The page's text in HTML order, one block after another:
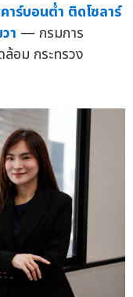
ร์บอนต่ำ ติดโซลาร์
า — กรมการ
อม กระทรวง